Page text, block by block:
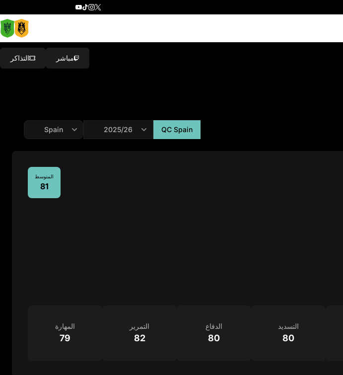
مباشر التذاكر
QC Spain
المتوسط
81
التسديد
80
الدفاع
80
التمرير
82
المهارة
79